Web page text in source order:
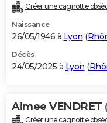
Destinations
City break
Voyage nature
Voyage de noces
Forum
Climat
+PHOTO
GUIDES D'ACHAT
BONS PLANS
Carte de Noël
Carte Bonne année
Carte Saint-Valentin
Carte Pâques
Carte d'anniversaire
DICTIONNAIRE
Créer une cagnotte
Naissance
26/05/1946 à Lyon (
Décès
24/05/2025 à Lyon (
Aimee VENDRET
Créer une cagnotte